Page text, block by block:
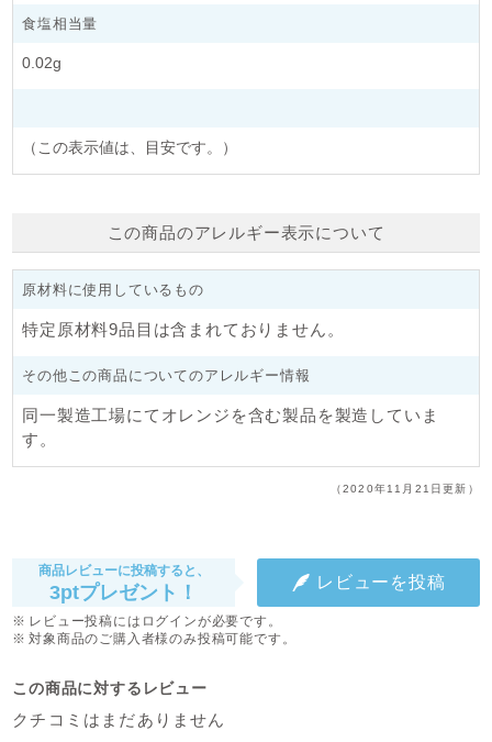
食塩相当量
0.02g
（この表示値は、目安です。）
この商品のアレルギー表示について
原材料に使用しているもの
特定原材料9品目は含まれておりません。
その他この商品についてのアレルギー情報
同一製造工場にてオレンジを含む製品を製造していま
す。
（2020年11月21日更新）
この商品に対するレビュー
クチコミはまだありません
商品レビューに投稿すると、
3ptプレゼント！ レビューを投稿
レビュー投稿にはログインが必要です。
対象商品のご購入者様のみ投稿可能です。